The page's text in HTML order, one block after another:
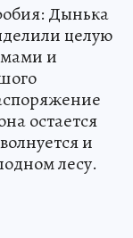
Дынька
целую
и
остается
и
лесу.